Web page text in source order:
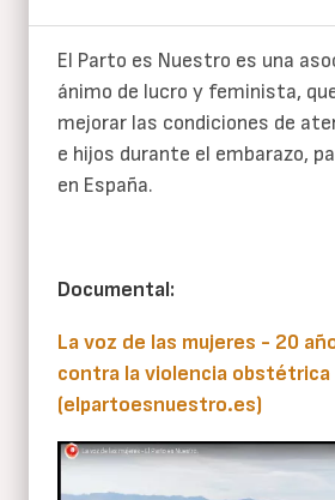
El Parto es Nuestro es una
ánimo de lucro y feminista,
mejorar las condiciones de
e hijos durante el embarazo,
en España.
Documental:
La voz de las mujeres - 20
contra la violencia obstétrica
(elpartoesnuestro.es)